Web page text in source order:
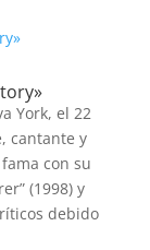
York, el 22
cantante y
con su
(1998) y
debido